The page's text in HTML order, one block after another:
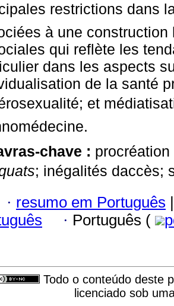
restrictions dans
à une
qui reflète les
dans les aspects
de la santé
et
chave :
; inégalités daccès;
· resumo em Português |
· Português (
Todo o conteúdo deste
licenciado sob